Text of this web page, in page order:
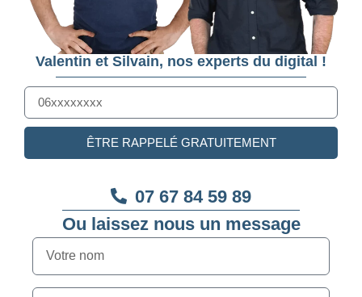
Valentin et Silvain, nos experts du digital !
ÊTRE RAPPELÉ GRATUITEMENT
07 67 84 59 89
Ou laissez nous un message